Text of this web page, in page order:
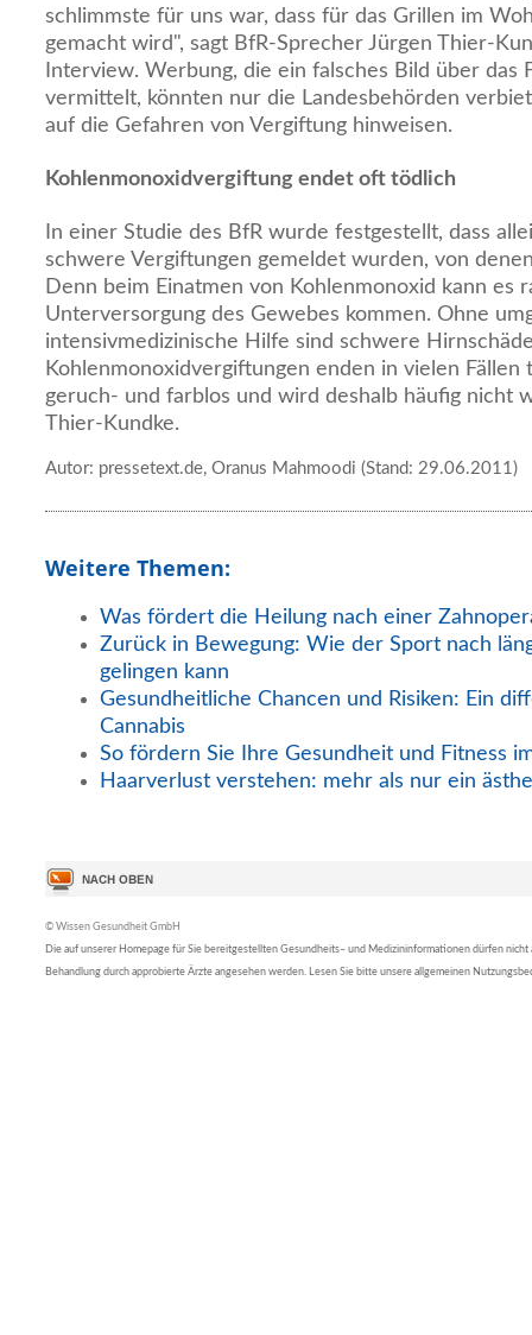
schlimmste für uns war, dass für das Grillen im
gemacht wird", sagt BfR-Sprecher Jürgen Thier-
Interview. Werbung, die ein falsches Bild über das
vermittelt, könnten nur die Landesbehörden
auf die Gefahren von Vergiftung hinweisen.
Kohlenmonoxidvergiftung endet oft tödlich
In einer Studie des BfR wurde festgestellt, dass
schwere Vergiftungen gemeldet wurden, von
Denn beim Einatmen von Kohlenmonoxid kann es
Unterversorgung des Gewebes kommen. Ohne
intensivmedizinische Hilfe sind schwere
Kohlenmonoxidvergiftungen enden in vielen Fällen
geruch- und farblos und wird deshalb häufig nicht
Thier-Kundke.
Autor: pressetext.de, Oranus Mahmoodi (Stand: 29.06.2011)
Weitere Themen:
Was fördert die Heilung nach einer
Zurück in Bewegung: Wie der Sport nach
gelingen kann
Gesundheitliche Chancen und Risiken: Ein
Cannabis
So fördern Sie Ihre Gesundheit und Fitness
Haarverlust verstehen: mehr als nur ein
© Wissen Gesundheit GmbH
Die auf unserer Homepage für Sie bereitgestellten Gesundheits– und Medizininformationen dürfen nicht
Behandlung durch approbierte Ärzte angesehen werden. Lesen Sie bitte unsere allgemeinen